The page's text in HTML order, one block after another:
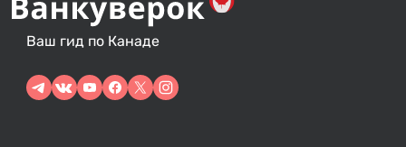
Ваш гид по Канаде